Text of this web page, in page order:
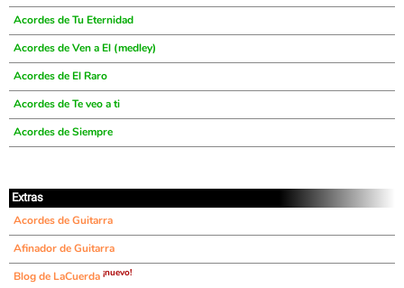
Acordes de Tu Eternidad
Acordes de Ven a El (medley)
Acordes de El Raro
Acordes de Te veo a ti
Acordes de Siempre
Extras
Acordes de Guitarra
Afinador de Guitarra
Blog de LaCuerda ¡nuevo!